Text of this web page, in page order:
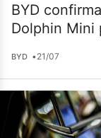
BYD
Dolphin Mini
BYD •21/07